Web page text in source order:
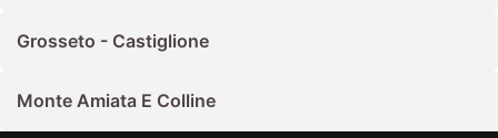
Grosseto - Castiglione
Monte Amiata E Colline